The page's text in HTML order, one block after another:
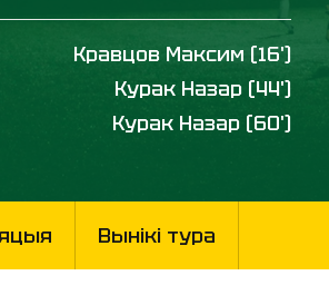
Кравцов Максим (16')
Курак Назар (44')
Курак Назар (60')
Вынікі тура